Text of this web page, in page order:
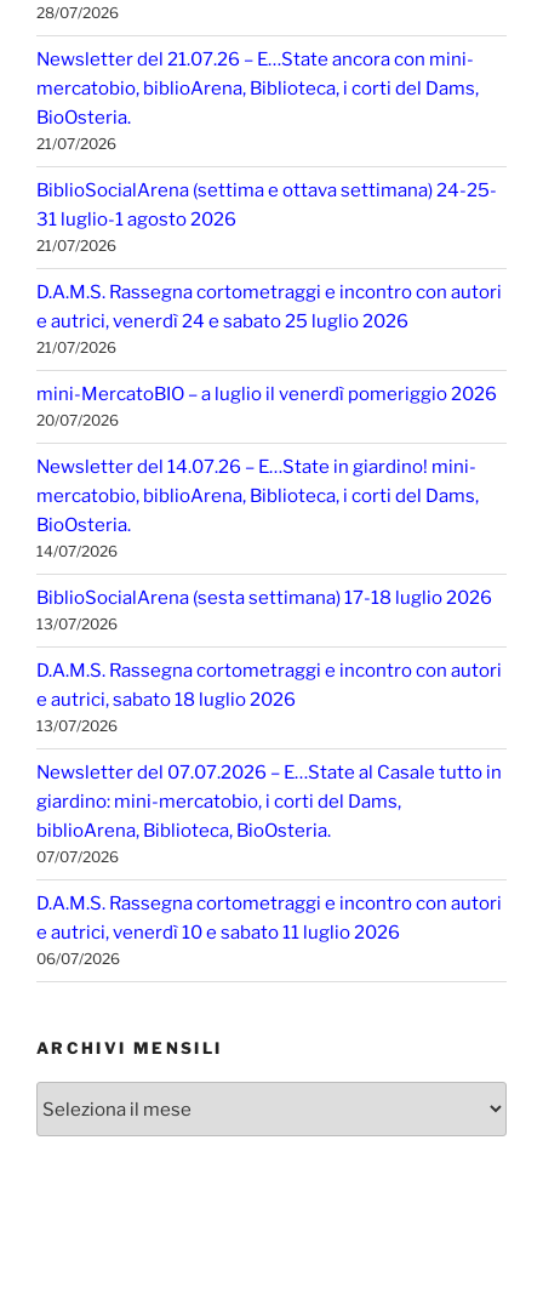
28/07/2026
Newsletter del 21.07.26 – E…State ancora con mini-
mercatobio, biblioArena, Biblioteca, i corti del Dams,
BioOsteria.
21/07/2026
BiblioSocialArena (settima e ottava settimana) 24-25-
31 luglio-1 agosto 2026
21/07/2026
D.A.M.S. Rassegna cortometraggi e incontro con autori
e autrici, venerdì 24 e sabato 25 luglio 2026
21/07/2026
mini-MercatoBIO – a luglio il venerdì pomeriggio 2026
20/07/2026
Newsletter del 14.07.26 – E…State in giardino! mini-
mercatobio, biblioArena, Biblioteca, i corti del Dams,
BioOsteria.
14/07/2026
BiblioSocialArena (sesta settimana) 17-18 luglio 2026
13/07/2026
D.A.M.S. Rassegna cortometraggi e incontro con autori
e autrici, sabato 18 luglio 2026
13/07/2026
Newsletter del 07.07.2026 – E…State al Casale tutto in
giardino: mini-mercatobio, i corti del Dams,
biblioArena, Biblioteca, BioOsteria.
07/07/2026
D.A.M.S. Rassegna cortometraggi e incontro con autori
e autrici, venerdì 10 e sabato 11 luglio 2026
06/07/2026
ARCHIVI MENSILI